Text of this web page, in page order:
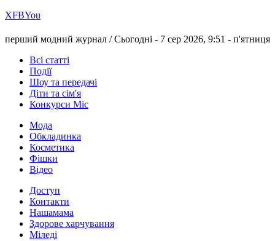
ХFBYou
перший модний журнал /Сьогодні - 7 сер 2026, 9:51 - п'ятниця
Всі статті
Події
Шоу та передачі
Діти та сім'я
Конкурси Міс
Мода
Обкладинка
Косметика
Фішки
Відео
Доступ
Контакти
Нашамама
Здорове харчування
Міледі